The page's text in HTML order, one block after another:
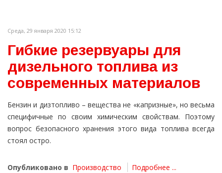
Среда, 29 января 2020 15:12
Гибкие резервуары для
дизельного топлива из
современных материалов
Бензин и дизтопливо – вещества не «капризные», но весьма
специфичные по своим химическим свойствам. Поэтому
вопрос безопасного хранения этого вида топлива всегда
стоял остро.
Опубликовано в Производство Подробнее ...